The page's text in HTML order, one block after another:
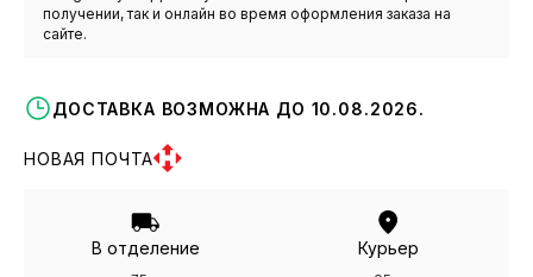
получении, так и онлайн во время оформления заказа на
сайте.
ДОСТАВКА ВОЗМОЖНА ДО 10.08.2026.
НОВАЯ ПОЧТА
В отделение Курьер